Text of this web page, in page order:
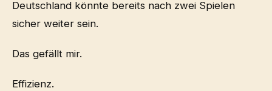
Deutschland könnte bereits nach zwei Spielen
sicher weiter sein.
Das gefällt mir.
Effizienz.